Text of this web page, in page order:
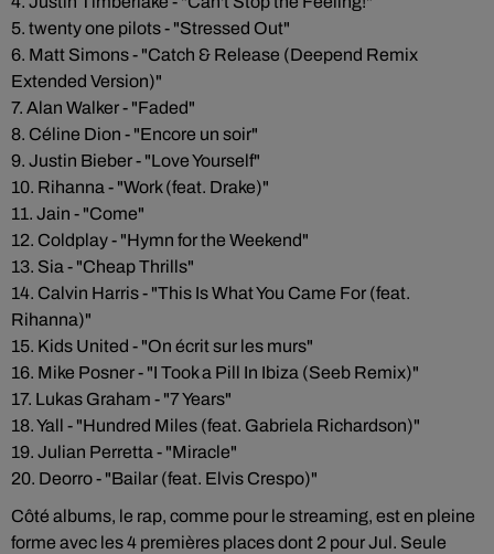
5. twenty one pilots - "Stressed Out"
6. Matt Simons - "Catch & Release (Deepend Remix
Extended Version)"
7. Alan Walker - "Faded"
8. Céline Dion - "Encore un soir"
9. Justin Bieber - "Love Yourself"
10. Rihanna - "Work (feat. Drake)"
11. Jain - "Come"
12. Coldplay - "Hymn for the Weekend"
13. Sia - "Cheap Thrills"
14. Calvin Harris - "This Is What You Came For (feat.
Rihanna)"
15. Kids United - "On écrit sur les murs"
16. Mike Posner - "I Took a Pill In Ibiza (Seeb Remix)"
17. Lukas Graham - "7 Years"
18. Yall - "Hundred Miles (feat. Gabriela Richardson)"
19. Julian Perretta - "Miracle"
20. Deorro - "Bailar (feat. Elvis Crespo)"
Côté albums, le rap, comme pour le streaming, est en pleine
forme avec les 4 premières places dont 2 pour Jul. Seule